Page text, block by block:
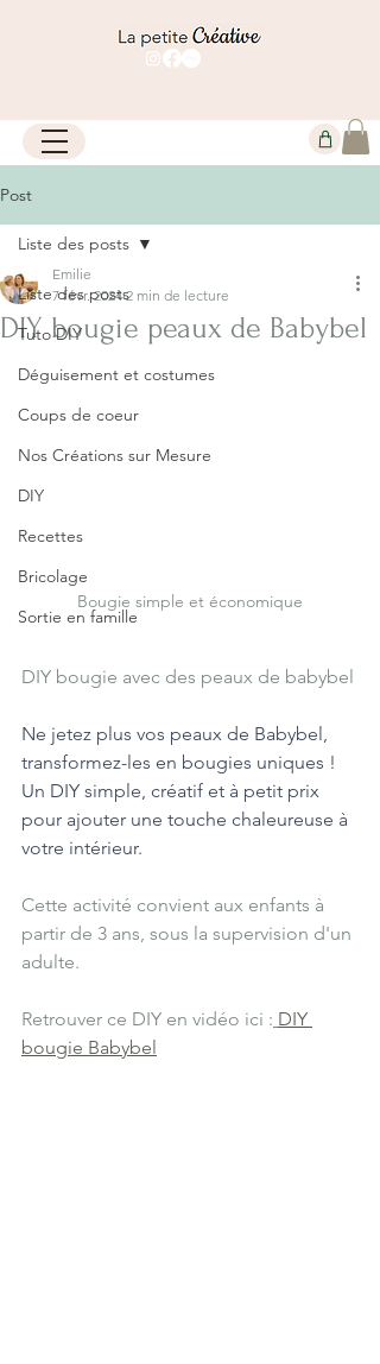
Post
Liste des posts
Tuto DIY
Déguisement et costumes
Coups de coeur
Nos Créations sur Mesure
DIY
Recettes
Bricolage
Sortie en famille
Liste des posts
DIY bougie peaux de Babybel
Emilie
7 févr. 2024 2 min de lecture
Bougie simple et économique
DIY bougie avec des peaux de babybel
Ne jetez plus vos peaux de Babybel,
transformez-les en bougies uniques !
Un DIY simple, créatif et à petit prix
pour ajouter une touche chaleureuse à
votre intérieur.
Cette activité convient aux enfants à
partir de 3 ans, sous la supervision d'un
adulte.
Retrouver ce DIY en vidéo ici : DIY
bougie Babybel